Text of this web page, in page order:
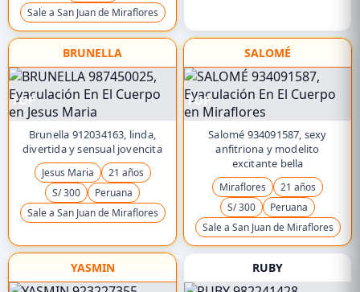
Sale a San Juan de Miraflores
BRUNELLA
TOP
Brunella 912034163, linda,
divertida y sensual jovencita
Jesus Maria
21 años
S/ 300
Peruana
Sale a San Juan de Miraflores
SALOMÉ
TOP
Salomé 934091587, sexy
anfitriona y modelito
excitante bella
Miraflores
21 años
S/ 300
Peruana
Sale a San Juan de Miraflores
YASMIN RUBY